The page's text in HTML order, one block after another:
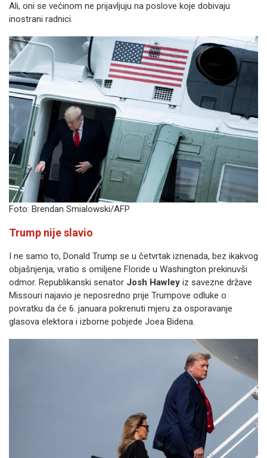
Ali, oni se većinom ne prijavljuju na poslove koje dobivaju
inostrani radnici.
Foto: Brendan Smialowski/AFP
Trump nije slavio
I ne samo to, Donald Trump se u četvrtak iznenada, bez ikakvog
objašnjenja, vratio s omiljene Floride u Washington prekinuvši
odmor. Republikanski senator Josh Hawley iz savezne države
Missouri najavio je neposredno prije Trumpove odluke o
povratku da će 6. januara pokrenuti mjeru za osporavanje
glasova elektora i izborne pobjede Joea Bidena.